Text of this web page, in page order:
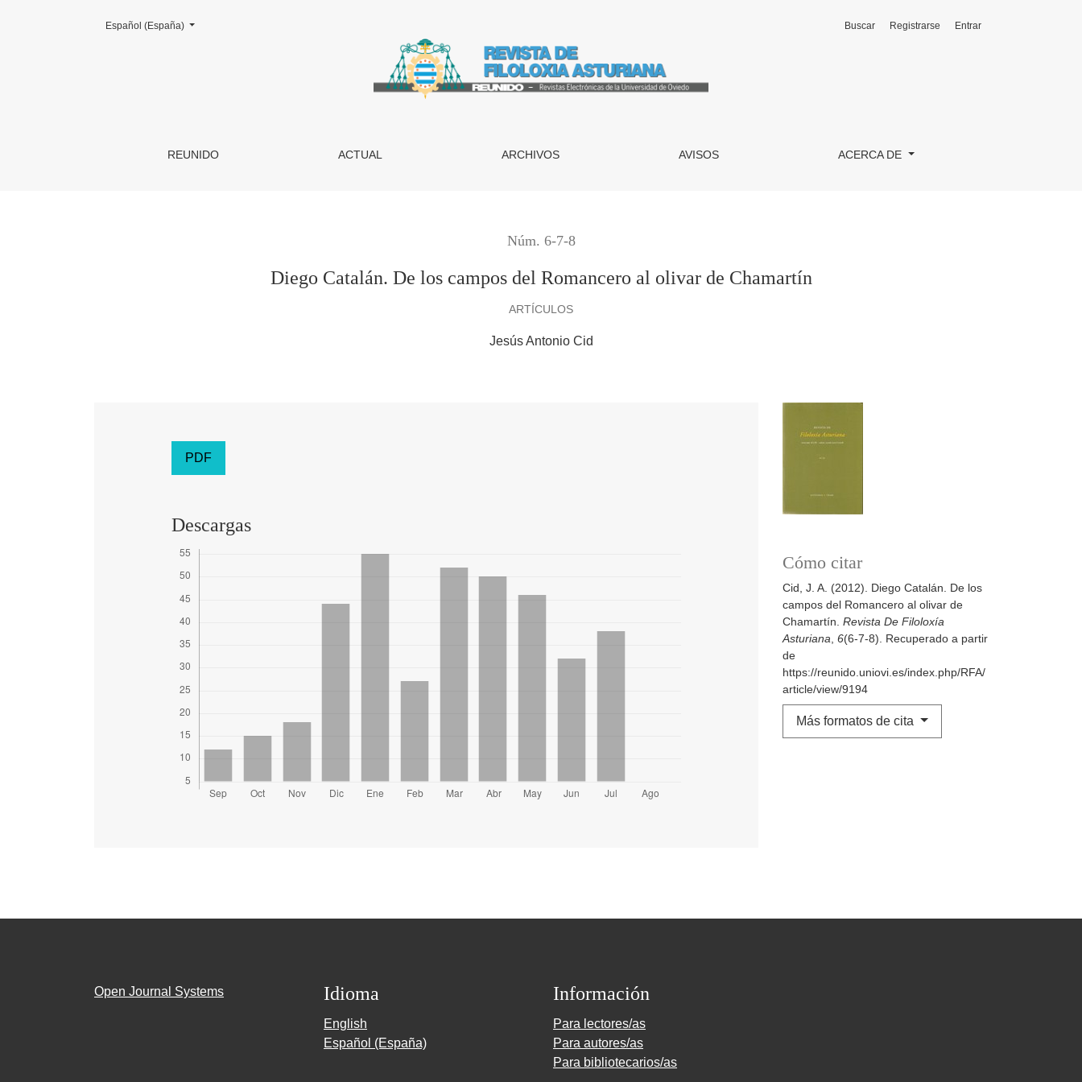
Diego Catalán. De los campos del Romancero al olivar de Chamartín
REUNIDO ACTUAL ARCHIVOS AVISOS ACERCA DE
Buscar Registrarse Entrar
Cambiar el idioma. El actual es:
Español (España)
Núm. 6-7-8
Diego Catalán. De los campos del Romancero al olivar de Chamartín
ARTÍCULOS
Jesús Antonio Cid
Cómo citar
Cid, J. A. (2012). Diego Catalán. De los
campos del Romancero al olivar de
Chamartín. Revista De Filoloxía
Asturiana 6(6-7-8). Recuperado a partir
de
https://reunido.uniovi.es/index.php/RFA/
article/view/9194
Más formatos de cita
PDF
Descargas
Open Journal Systems Idioma
English
Español (España)
Información
Para lectores/as
Para autores/as
Para bibliotecarios/as